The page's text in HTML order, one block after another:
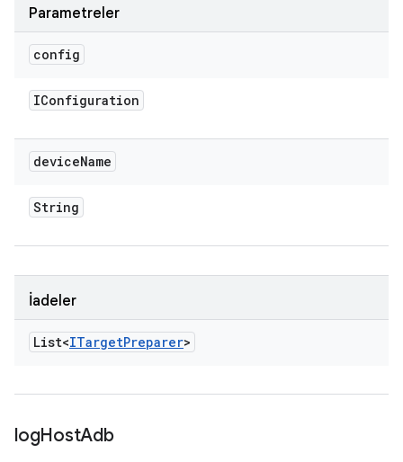
Parametreler
config
IConfiguration
deviceName
String
İadeler
List<ITargetPreparer>
logHostAdb